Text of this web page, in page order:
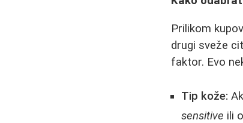
Prilikom
drugi sveže
faktor. Evo
Tip kože:
sensitive ili